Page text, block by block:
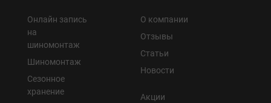
Онлайн запись
на
шиномонтаж
Шиномонтаж
Сезонное
хранение
О компании
Отзывы
Статьи
Новости
Акции